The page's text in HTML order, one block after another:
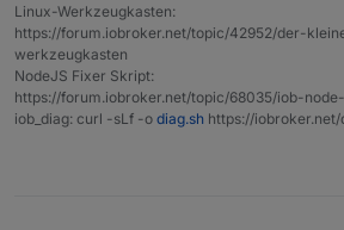
'dc' installiert: [✓]
'unzip' installiert: [✓]
'patch'
Zugriff auf 'Rest-API' im
Neu/Änderungen im Release:
~ Fix
~ Fix am ws_updater,
Linux-Werkzeugkasten:
https://forum.iobroker.net/topic/42952/der-
werkzeugkasten
NodeJS Fixer Skript:
https://forum.iobroker.net/topic/68035/iob-
iob_diag: curl -sLf -o diag.sh https://iobroker.net/